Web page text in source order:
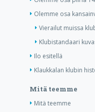
Olemme osa
Vierailut muissa
Klubistandaari
Ilo esitellä
Klaukkalan klubin
Mitä teemme
Mitä teemme